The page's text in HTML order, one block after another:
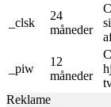
_clsk
24
måneder
_piw
12
måneder
Reklame